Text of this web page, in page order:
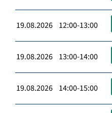
19.08.2026 12:00-13:00
19.08.2026 13:00-14:00
19.08.2026 14:00-15:00